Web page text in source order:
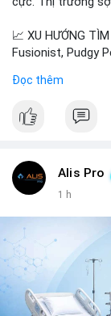
📈 XU HƯỚNG
Fusionist, Pudgy
tiêu, vũ khí hạt
UFC 310,
Google. Binance
$HFT/$SKYAI,
💬 DÒNG CHẢY
CoinTelegraph:
ràng; CEX
nhất từ tháng
đoán human vs
Đọc thêm
Alis Pro
1 h